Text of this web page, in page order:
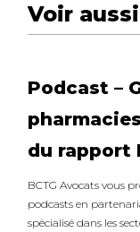
Voir
Podcast –
du rapport
BCTG Avocats vous
podcasts en
spécialisé dans les